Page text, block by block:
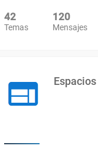
42
Temas
120
Mensajes